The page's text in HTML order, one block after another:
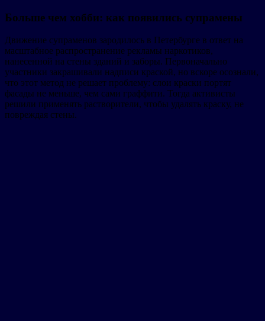
Больше чем хобби: как появились супрамены
Движение супраменов зародилось в Петербурге в ответ на
масштабное распространение рекламы наркотиков,
нанесенной на стены зданий и заборы. Первоначально
участники закрашивали надписи краской, но вскоре осознали,
что этот метод не решает проблему: слои краски портят
фасады не меньше, чем сами граффити. Тогда активисты
решили применять растворители, чтобы удалять краску, не
повреждая стены.